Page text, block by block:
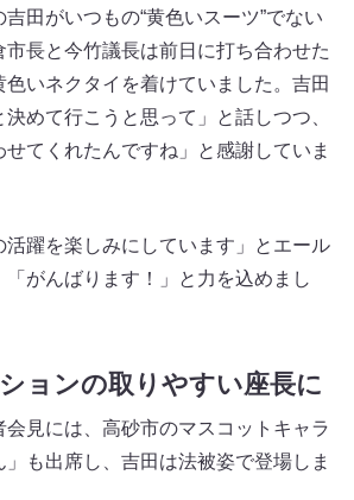
田がいつもの“黄色いスーツ”でない
市長と今竹議長は前日に打ち合わせた
いネクタイを着けていました。吉田
めて行こうと思って」と話しつつ、
てくれたんですね」と感謝していま
活躍を楽しみにしています」とエール
「がんばります！」と力を込めまし
ョンの取りやすい座長に
見には、高砂市のマスコットキャラ
も出席し、吉田は法被姿で登場しま